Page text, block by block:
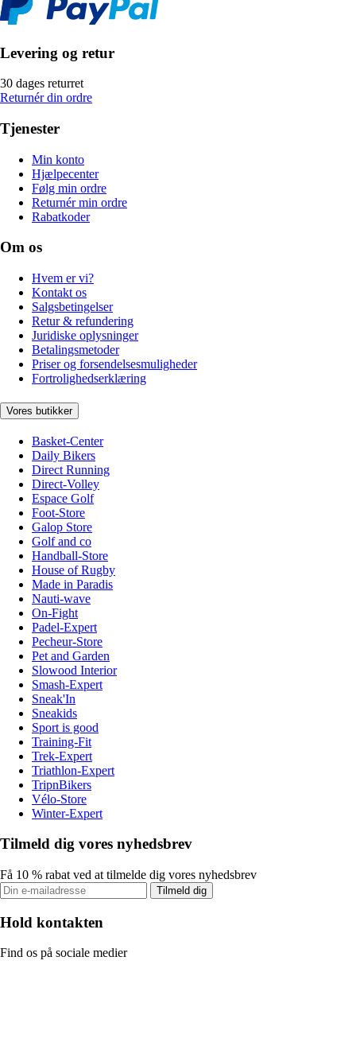
Levering og retur
30 dages returret
Returnér din ordre
Tjenester
Min konto
Hjælpecenter
Følg min ordre
Returnér min ordre
Rabatkoder
Om os
Hvem er vi?
Kontakt os
Salgsbetingelser
Retur & refundering
Juridiske oplysninger
Betalingsmetoder
Priser og forsendelsesmuligheder
Fortrolighedserklæring
Vores butikker
Basket-Center
Daily Bikers
Direct Running
Direct-Volley
Espace Golf
Foot-Store
Galop Store
Golf and co
Handball-Store
House of Rugby
Made in Paradis
Nauti-wave
On-Fight
Padel-Expert
Pecheur-Store
Pet and Garden
Slowood Interior
Smash-Expert
Sneak'In
Sneakids
Sport is good
Training-Fit
Trek-Expert
Triathlon-Expert
TripnBikers
Vélo-Store
Winter-Expert
Tilmeld dig vores nyhedsbrev
Få 10 % rabat ved at tilmelde dig vores nyhedsbrev
Tilmeld dig
Hold kontakten
Find os på sociale medier